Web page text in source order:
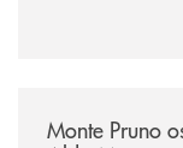
Monte Pruno